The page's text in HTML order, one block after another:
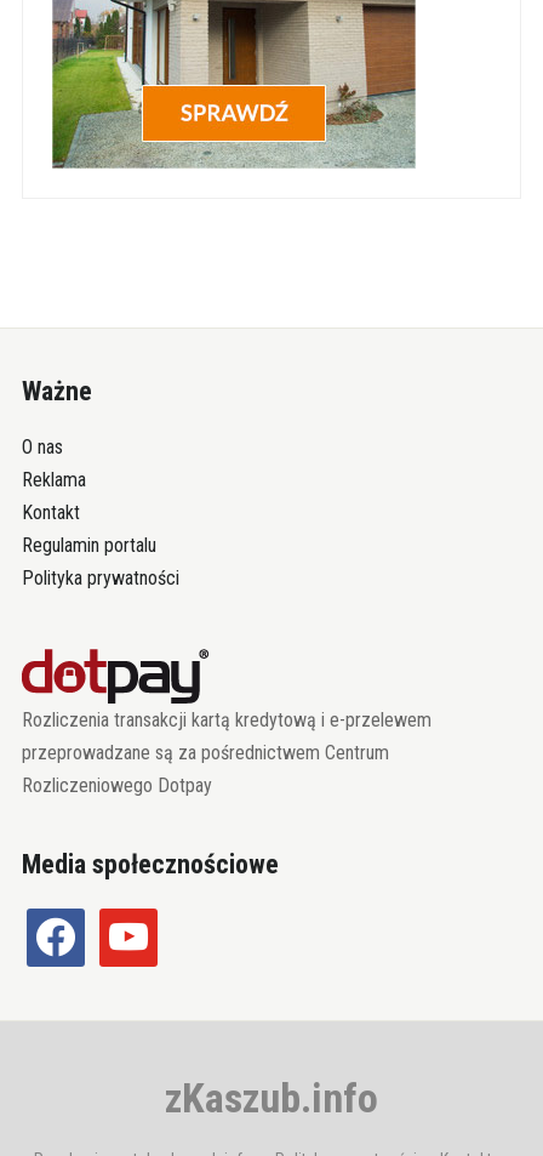
Ważne
O nas
Reklama
Kontakt
Regulamin portalu
Polityka prywatności
Rozliczenia transakcji kartą kredytową i e-przelewem
przeprowadzane są za pośrednictwem Centrum
Rozliczeniowego Dotpay
Media społecznościowe
facebook youtube
zKaszub.info